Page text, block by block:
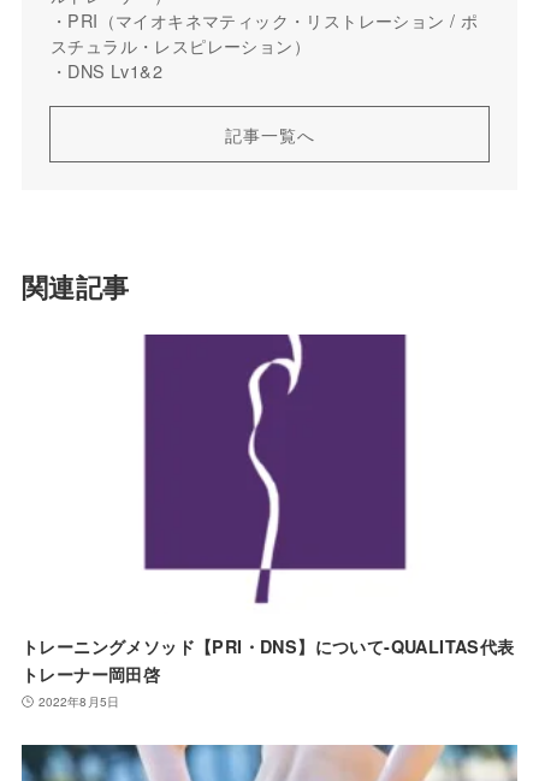
・PRI（マイオキネマティック・リストレーション / ポ
スチュラル・レスピレーション）
・DNS Lv1&2
記事一覧へ
関連記事
トレーニングメソッド【PRI・DNS】について-QUALITAS代表
トレーナー岡田啓
2022年8月5日